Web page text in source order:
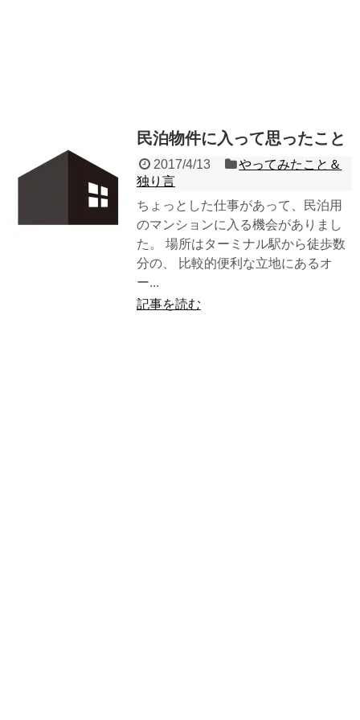
民泊物件に入って思ったこと
2017/4/13
やってみたこと＆
独り言
ちょっとした仕事があって、民泊用
のマンションに入る機会がありまし
た。 場所はターミナル駅から徒歩数
分の、 比較的便利な立地にあるオ
ー...
記事を読む